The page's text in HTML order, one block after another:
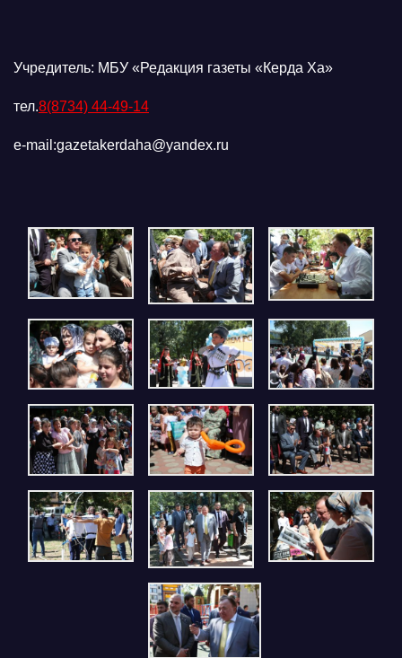
Учредитель: МБУ «Редакция газеты «Керда Ха»
тел.8(8734) 44-49-14
e-mail:gazetakerdaha@yandex.ru